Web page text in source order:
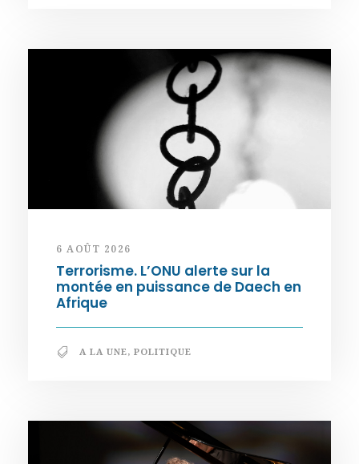
6 AOÛT 2026
Terrorisme. L’ONU alerte sur la
montée en puissance de Daech en
Afrique
A LA UNE, POLITIQUE